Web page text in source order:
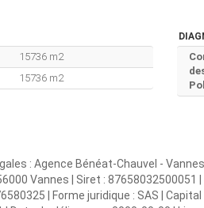
15736 m2
15736 m2
: Agence Bénéat-Chauvel - Vannes
Vannes | Siret : 87658032500051 |
| Forme juridique : SAS | Capital